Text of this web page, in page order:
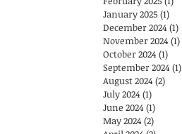
January 2025 (1)
December 2024 (1)
November 2024 (1)
October 2024 (1)
September 2024 (1)
August 2024 (2)
July 2024 (1)
June 2024 (1)
May 2024 (2)